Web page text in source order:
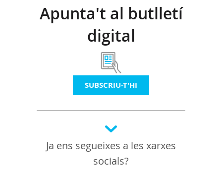
Apunta't al butlletí
digital
SUBSCRIU-T'HI
Ja ens segueixes a les xarxes
socials?